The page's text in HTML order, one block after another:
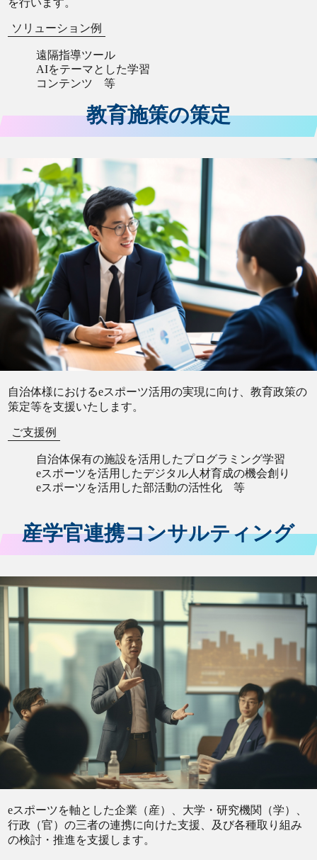
を行います。
ソリューション例
遠隔指導ツール
AIをテーマとした学習
コンテンツ 等
教育施策の策定
自治体様におけるeスポーツ活用の実現に向け、教育政策の
策定等を支援いたします。
ご支援例
自治体保有の施設を活用したプログラミング学習
eスポーツを活用したデジタル人材育成の機会創り
eスポーツを活用した部活動の活性化 等
産学官連携コンサルティング
eスポーツを軸とした企業（産）、大学・研究機関（学）、
行政（官）の三者の連携に向けた支援、及び各種取り組み
の検討・推進を支援します。